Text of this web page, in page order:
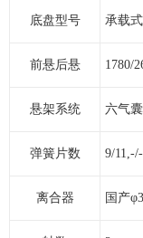
底盘型号 承载
前悬后悬 1780/
悬架系统 六气
弹簧片数 9/11,-/-
离合器 国产